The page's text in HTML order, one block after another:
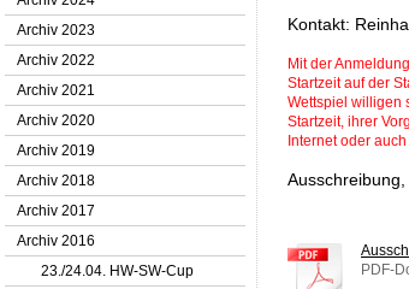
Archiv 2023
Archiv 2022
Archiv 2021
Archiv 2020
Archiv 2019
Archiv 2018
Archiv 2017
Archiv 2016
23./24.04. HW-SW-Cup
Kontakt:
Mit der
Startzeit auf der
Wettspiel willigen
Startzeit, ihrer
Internet oder
PDF-